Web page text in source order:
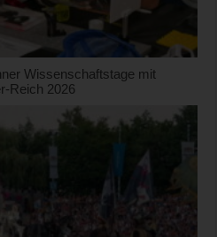
Wissenschaftstage mit
Reich 2026